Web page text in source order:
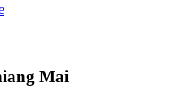
Mai